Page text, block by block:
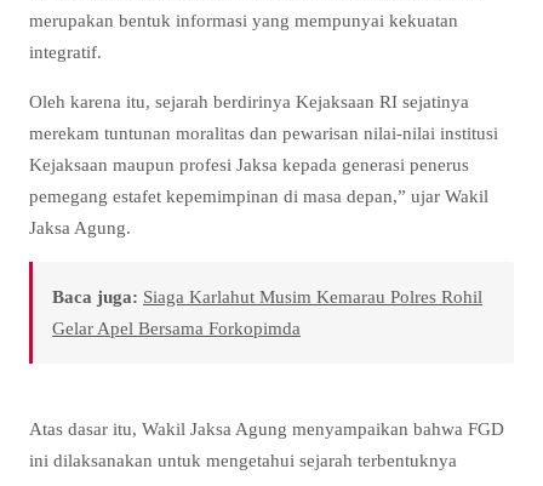
merupakan bentuk informasi yang mempunyai kekuatan
integratif.
Oleh karena itu, sejarah berdirinya Kejaksaan RI sejatinya
merekam tuntunan moralitas dan pewarisan nilai-nilai institusi
Kejaksaan maupun profesi Jaksa kepada generasi penerus
pemegang estafet kepemimpinan di masa depan,” ujar Wakil
Jaksa Agung.
Baca juga: Siaga Karlahut Musim Kemarau Polres Rohil
Gelar Apel Bersama Forkopimda
Atas dasar itu, Wakil Jaksa Agung menyampaikan bahwa FGD
ini dilaksanakan untuk mengetahui sejarah terbentuknya